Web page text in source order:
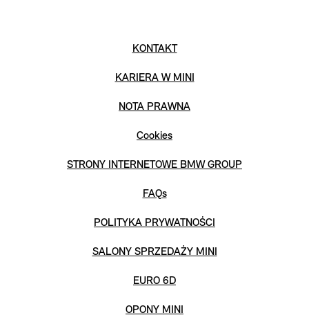
KONTAKT
KARIERA W MINI
NOTA PRAWNA
Cookies
STRONY INTERNETOWE BMW GROUP
FAQs
POLITYKA PRYWATNOŚCI
SALONY SPRZEDAŻY MINI
EURO 6D
OPONY MINI